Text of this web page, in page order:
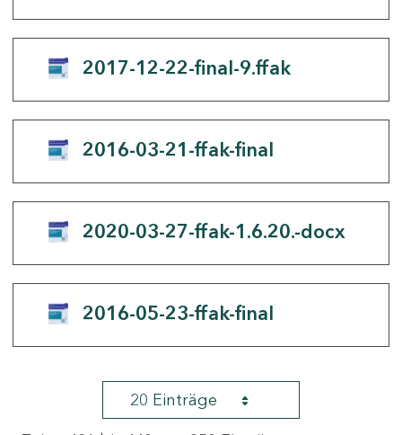
2017-12-22-final-9.ffak
2016-03-21-ffak-final
2020-03-27-ffak-1.6.20.-docx
2016-05-23-ffak-final
20 Einträge